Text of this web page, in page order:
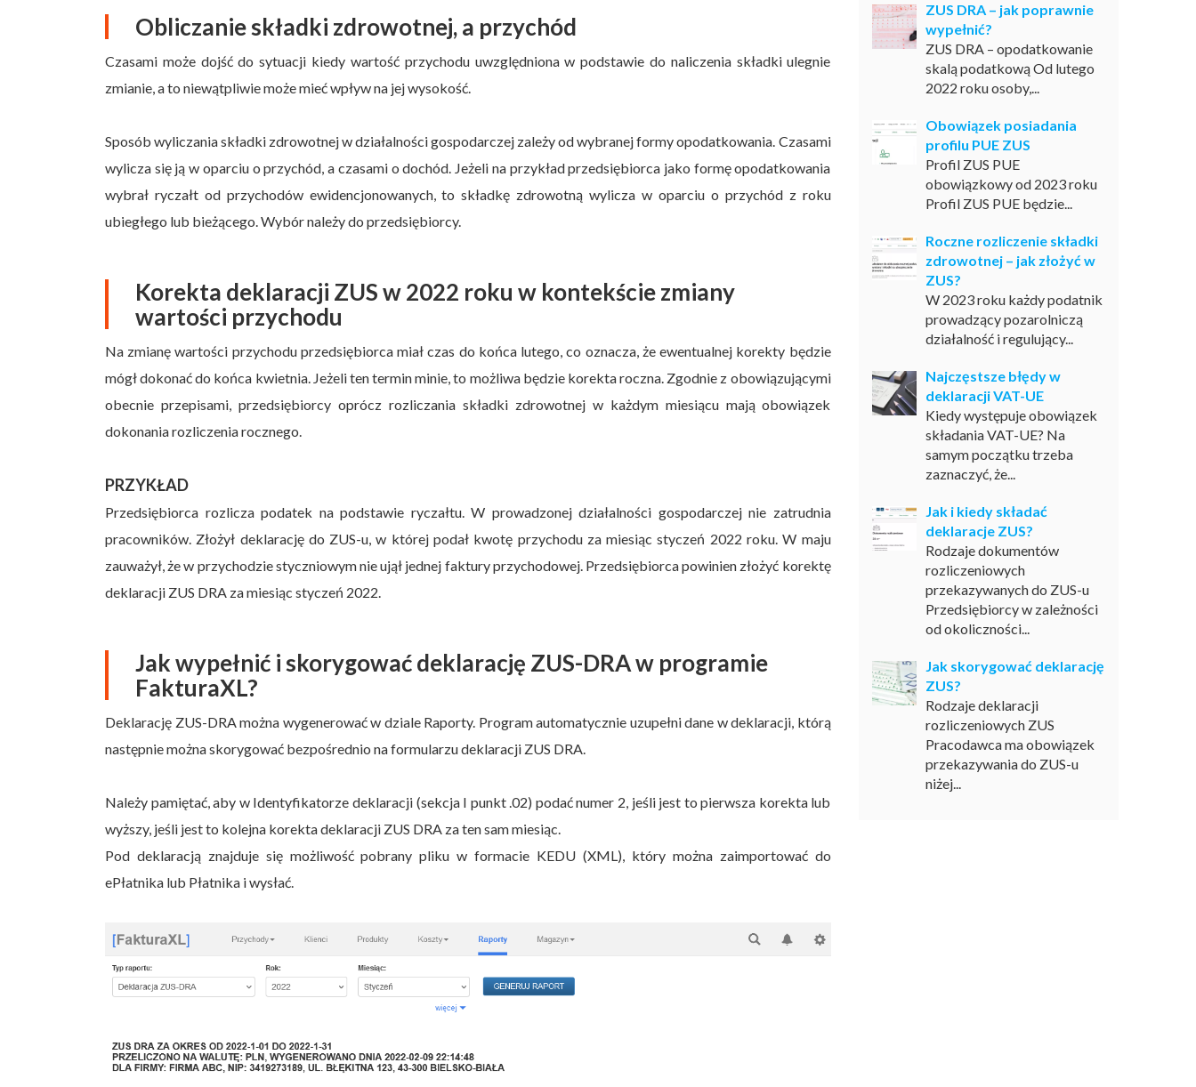
Obliczanie składki zdrowotnej, a przychód
Czasami może dojść do sytuacji kiedy wartość przychodu uwzględniona w podstawie do naliczenia składki ulegnie
zmianie, a to niewątpliwie może mieć wpływ na jej wysokość.
Sposób wyliczania składki zdrowotnej w działalności gospodarczej zależy od wybranej formy opodatkowania. Czasami
wylicza się ją w oparciu o przychód, a czasami o dochód. Jeżeli na przykład przedsiębiorca jako formę opodatkowania
wybrał ryczałt od przychodów ewidencjonowanych, to składkę zdrowotną wylicza w oparciu o przychód z roku
ubiegłego lub bieżącego. Wybór należy do przedsiębiorcy.
Korekta deklaracji ZUS w 2022 roku w kontekście zmiany
wartości przychodu
Na zmianę wartości przychodu przedsiębiorca miał czas do końca lutego, co oznacza, że ewentualnej korekty będzie
mógł dokonać do końca kwietnia. Jeżeli ten termin minie, to możliwa będzie korekta roczna. Zgodnie z obowiązującymi
obecnie przepisami, przedsiębiorcy oprócz rozliczania składki zdrowotnej w każdym miesiącu mają obowiązek
dokonania rozliczenia rocznego.
PRZYKŁAD
Przedsiębiorca rozlicza podatek na podstawie ryczałtu. W prowadzonej działalności gospodarczej nie zatrudnia
pracowników. Złożył deklarację do ZUS-u, w której podał kwotę przychodu za miesiąc styczeń 2022 roku. W maju
zauważył, że w przychodzie styczniowym nie ujął jednej faktury przychodowej. Przedsiębiorca powinien złożyć korektę
deklaracji ZUS DRA za miesiąc styczeń 2022.
Jak wypełnić i skorygować deklarację ZUS-DRA w programie
FakturaXL?
Deklarację ZUS-DRA można wygenerować w dziale Raporty. Program automatycznie uzupełni dane w deklaracji, którą
następnie można skorygować bezpośrednio na formularzu deklaracji ZUS DRA.
Należy pamiętać, aby w Identyfikatorze deklaracji (sekcja I punkt .02) podać numer 2, jeśli jest to pierwsza korekta lub
wyższy, jeśli jest to kolejna korekta deklaracji ZUS DRA za ten sam miesiąc.
Pod deklaracją znajduje się możliwość pobrany pliku w formacie KEDU (XML), który można zaimportować do
ePłatnika lub Płatnika i wysłać.
ZUS DRA – jak poprawnie
wypełnić?
ZUS DRA – opodatkowanie
skalą podatkową Od lutego
2022 roku osoby,...
Obowiązek posiadania
profilu PUE ZUS
Profil ZUS PUE
obowiązkowy od 2023 roku
Profil ZUS PUE będzie...
Roczne rozliczenie składki
zdrowotnej – jak złożyć w
ZUS?
W 2023 roku każdy podatnik
prowadzący pozarolniczą
działalność i regulujący...
Najczęstsze błędy w
deklaracji VAT-UE
Kiedy występuje obowiązek
składania VAT-UE? Na
samym początku trzeba
zaznaczyć, że...
Jak i kiedy składać
deklaracje ZUS?
Rodzaje dokumentów
rozliczeniowych
przekazywanych do ZUS-u
Przedsiębiorcy w zależności
od okoliczności...
Jak skorygować deklarację
ZUS?
Rodzaje deklaracji
rozliczeniowych ZUS
Pracodawca ma obowiązek
przekazywania do ZUS-u
niżej...